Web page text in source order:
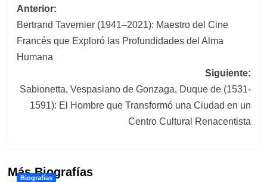
Navegación
de
entradas
Anterior:
Bertrand Tavernier (1941–2021): Maestro del Cine
Francés que Exploró las Profundidades del Alma
Humana
Siguiente:
Sabionetta, Vespasiano de Gonzaga, Duque de (1531-
1591): El Hombre que Transformó una Ciudad en un
Centro Cultural Renacentista
Más Biografías
Biografías